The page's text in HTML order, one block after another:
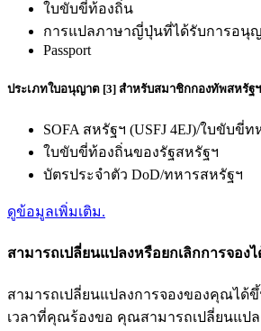
ใบขับขี่ท้องถิ่น
การแปลภาษาญี่ปุ่นที่ได้รับการอนุ
Passport
ประเภทใบอนุญาต [3] สำหรับสมาชิกกองทัพสหรัฐ
SOFA สหรัฐฯ (USFJ 4EJ)/ใบขับขี่ท
ใบขับขี่ท้องถิ่นของรัฐสหรัฐฯ
บัตรประจำตัว DoD/ทหารสหรัฐฯ
ดูข้อมูลเพิ่มเติม.
สามารถเปลี่ยนแปลงหรือยกเลิกการจอง
สามารถเปลี่ยนแปลงการจองของคุณไ
เวลาที่คุณร้องขอ คุณสามารถเปลี่ยนแป